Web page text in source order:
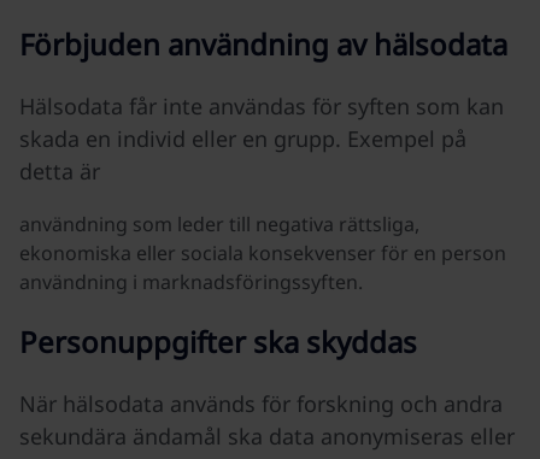
Förbjuden användning av hälsodata
Hälsodata får inte användas för syften som kan
skada en individ eller en grupp. Exempel på
detta är
användning som leder till negativa rättsliga,
ekonomiska eller sociala konsekvenser för en person
användning i marknadsföringssyften.
Personuppgifter ska skyddas
När hälsodata används för forskning och andra
sekundära ändamål ska data anonymiseras eller